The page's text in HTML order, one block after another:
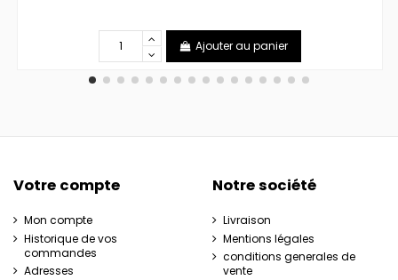
Ajouter au panier
Votre compte
Mon compte
Historique de vos
commandes
Adresses
Notre société
Livraison
Mentions légales
conditions generales de
vente